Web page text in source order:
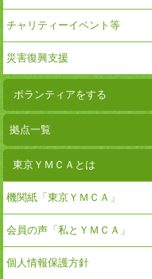
チャリティーイベント等
災害復興支援
ボランティアをする
拠点一覧
東京ＹＭＣＡとは
機関紙「東京ＹＭＣＡ」
会員の声「私とＹＭＣＡ」
個人情報保護方針